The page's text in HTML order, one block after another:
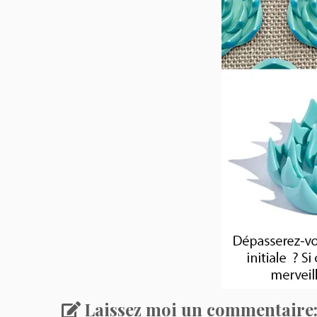
Laissez moi un